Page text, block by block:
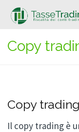
Copy
Copy
Il copy trading è